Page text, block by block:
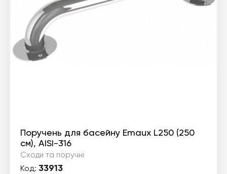
Поручень для басейну Emaux L250 (250
см), AISI-316
Сходи та поручні
Код: 33913